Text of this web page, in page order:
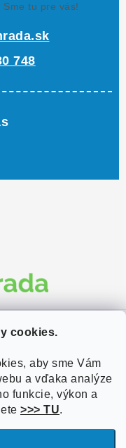
cookies.
aby sme Vám
a vďaka analýze
funkcie, výkon a
>>> TU.
tu pre vás!
748